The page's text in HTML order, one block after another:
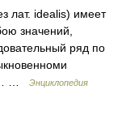
лат. idealis) имеет
значений,
ряд по
…
Энциклопедия